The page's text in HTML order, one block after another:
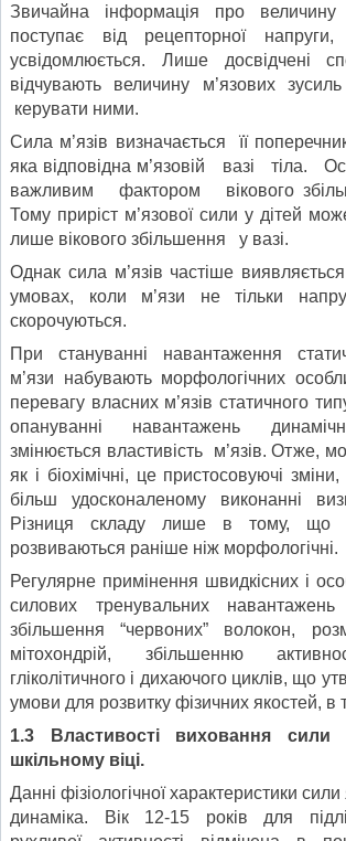
Звичайна інформація про величину
поступає від рецепторної
усвідомлюється. Лише досвідчені
відчувають величину м’язових
керувати ними.
Сила м’язів визначається її
яка відповідна м’язовій вазі тіла.
важливим фактором вікового
Тому приріст м’язової сили у дітей
лише вікового збільшення у вазі.
Однак сила м’язів частіше
умовах, коли м’язи не тільки
скорочуються.
При стануванні навантаження
м’язи набувають морфологічних
перевагу власних м’язів статичного
опануванні навантажень
змінюється властивість м’язів. Отже,
як і біохімічні, це пристосовуючі
більш удосконаленому виконанні
Різниця складу лише в тому, що
розвиваються раніше ніж морфологічні.
Регулярне примінення швидкісних і
силових тренувальних
збільшення “червоних” волокон,
мітохондрій, збільшенню
гліколітичного і дихаючого циклів, що
умови для розвитку фізичних якостей, в
1.3 Властивості виховання сили
шкільному віці.
Данні фізіологічної характеристики
динаміка. Вік 12-15 років для